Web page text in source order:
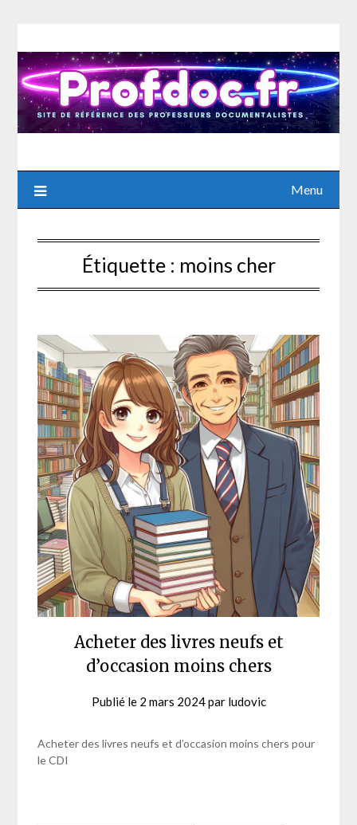
content
Menu
Étiquette : moins cher
Acheter des livres neufs et
d’occasion moins chers
Publié le 2 mars 2024par ludovic
Acheter des livres neufs et d’occasion moins chers pour
le CDI